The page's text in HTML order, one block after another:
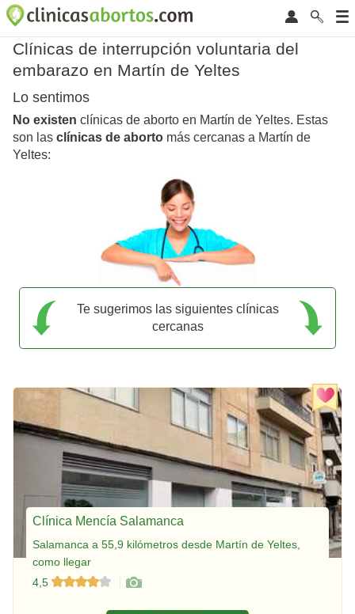
Clínicas de interrupción voluntaria del
embarazo en Martín de Yeltes
Lo sentimos
No existen clínicas de aborto en Martín de Yeltes. Estas
son las clínicas de aborto más cercanas a Martín de
Yeltes:
Te sugerimos las siguientes clínicas
cercanas
Clínica Mencía Salamanca
Salamanca a 55,9 kilómetros desde Martín de Yeltes,
como llegar
4,5